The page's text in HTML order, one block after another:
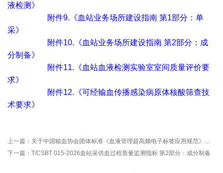
液检测》
附件9.《血站业务场所建设指南 第1部分：单
采》
附件10.《血站业务场所建设指南 第2部分：成
分制备》
附件11.《血站血液检测实验室室间质量评价要
求》
附件12.《可经输血传播感染病原体核酸筛查技
术要求》
上一篇： 关于中国输血协会团体标准《血液管理超高频电子标签应用规范》征求意见的通知
下一篇： T/CSBT 015-2026血站采供血过程质量监测指标 第2部分：成分制备